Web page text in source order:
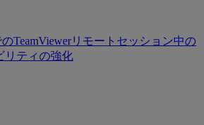
のTeamViewerリモートセッション中の
リティの強化